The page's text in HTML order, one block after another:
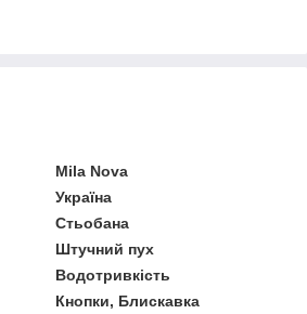
Mila Nova
Україна
Стьобана
Штучний пух
Водотривкість
Кнопки, Блискавка